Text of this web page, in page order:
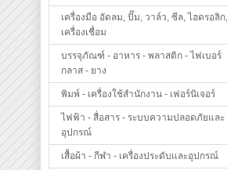
เครื่องมือ อัดลม, ปั๊ม, วาล์ว, ซีล, ไฮดรอลิก,
เครื่องเชื่อม
บรรจุภัณฑ์ - อาหาร - พลาสติก - ไฟเบอร์
กลาส - ยาง
พิมพ์ - เครื่องใช้สำนักงาน - เฟอร์นิเจอร์
ไฟฟ้า - สื่อสาร - ระบบความปลอดภัยและ
อุปกรณ์
เสื้อผ้า - กีฬา - เครื่องประดับและอุปกรณ์